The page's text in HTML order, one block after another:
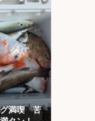
グ満喫 苦